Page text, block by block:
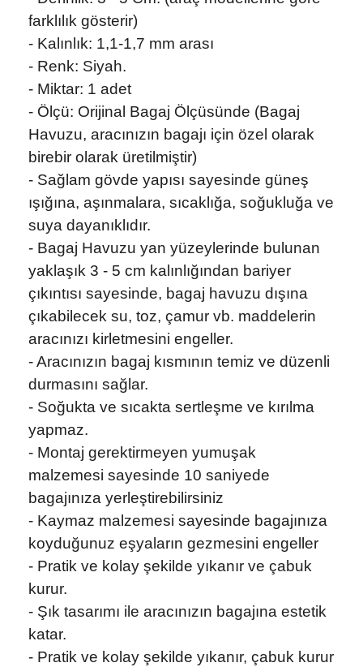
farklılık gösterir)
- Kalınlık: 1,1-1,7 mm arası
- Renk: Siyah.
- Miktar: 1 adet
- Ölçü: Orijinal Bagaj Ölçüsünde (Bagaj
Havuzu, aracınızın bagajı için özel olarak
birebir olarak üretilmiştir)
- Sağlam gövde yapısı sayesinde güneş
ışığına, aşınmalara, sıcaklığa, soğukluğa ve
suya dayanıklıdır.
- Bagaj Havuzu yan yüzeylerinde bulunan
yaklaşık 3 - 5 cm kalınlığından bariyer
çıkıntısı sayesinde, bagaj havuzu dışına
çıkabilecek su, toz, çamur vb. maddelerin
aracınızı kirletmesini engeller.
- Aracınızın bagaj kısmının temiz ve düzenli
durmasını sağlar.
- Soğukta ve sıcakta sertleşme ve kırılma
yapmaz.
- Montaj gerektirmeyen yumuşak
malzemesi sayesinde 10 saniyede
bagajınıza yerleştirebilirsiniz
- Kaymaz malzemesi sayesinde bagajınıza
koyduğunuz eşyaların gezmesini engeller
- Pratik ve kolay şekilde yıkanır ve çabuk
kurur.
- Şık tasarımı ile aracınızın bagajına estetik
katar.
- Pratik ve kolay şekilde yıkanır, çabuk kurur